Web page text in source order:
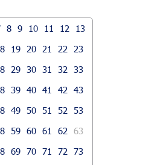
8 9 10 11 12
13
19 20 21 22
23
29 30 31 32
33
39 40 41 42
43
49 50 51 52
53
59 60 61 62
63
69 70 71 72
73